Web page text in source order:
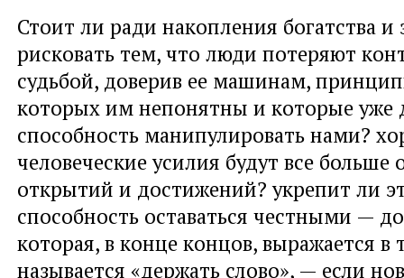
Стоит ли ради накопления богатства
рисковать тем, что люди потеряют
судьбой, доверив ее машинам,
которых им непонятны и которые уже
способность манипулировать нами?
человеческие усилия будут все больше
открытий и достижений? укрепит ли
способность оставаться честными —
которая, в конце концов, выражается в
называется «держать слово», — если